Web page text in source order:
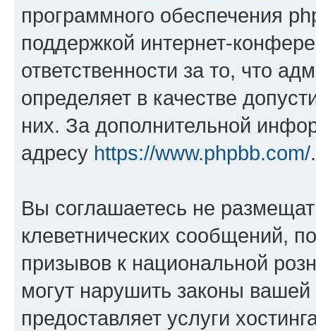
программного обеспечения
поддержкой интернет-
ответственности за то, что
определяет в качестве
них. За дополнительной
адресу https://www.phpbb.com/.
Вы соглашаетесь не
клеветнических сообщений,
призывов к национальной
могут нарушить законы
предоставляет услуги